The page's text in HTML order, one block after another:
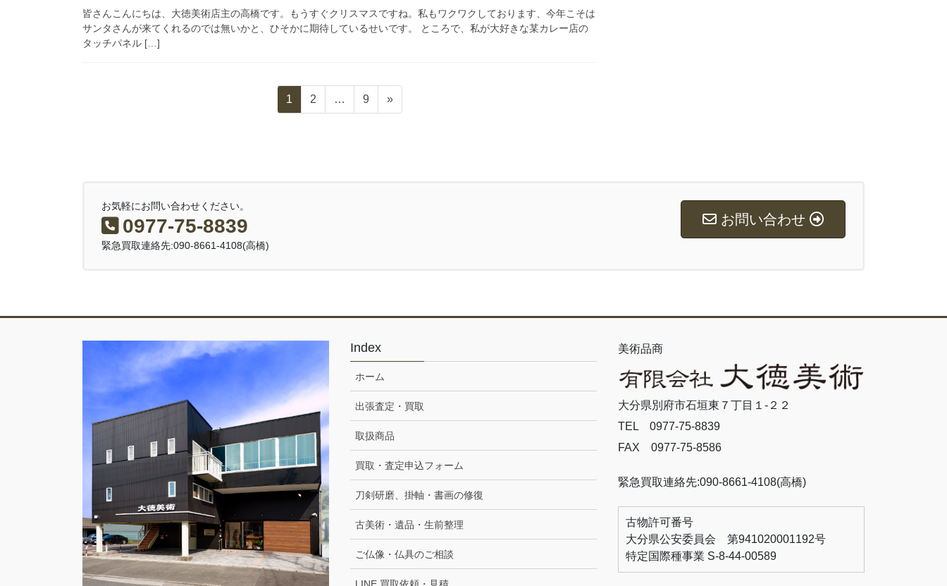
皆さんこんにちは、大徳美術店主の高橋です。もうすぐクリスマスですね。私もワクワクしております、今年こそは
サンタさんが来てくれるのでは無いかと、ひそかに期待しているせいです。 ところで、私が大好きな某カレー店の
タッチパネル […]
ジ
固
定
1
固
定
2 …
固
定
9 »
お気軽にお問い合わせください。
0977-75-8839
緊急買取連絡先:090-8661-4108(高橋)
お問い合わせ
Index
ホーム
出張査定・買取
取扱商品
買取・査定申込フォーム
刀剣研磨、掛軸・書画の修復
古美術・遺品・生前整理
ご仏像・仏具のご相談
美術品商
大分県別府市石垣東７丁目１-２２
TEL 0977-75-8839
FAX 0977-75-8586
緊急買取連絡先:090-8661-4108(高橋)
古物許可番号
大分県公安委員会 第941020001192号
特定国際種事業 S-8-44-00589